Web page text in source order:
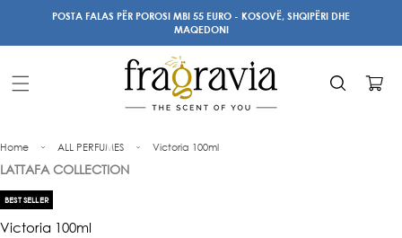
Kalo tePOSTA FALAS PËR POROSI MBI 55 EURO - KOSOVË, SHQIPËRI DHE
MAQEDONI
Karrocë
Home ALL PERFUMES Victoria 100ml
LATTAFA COLLECTION
BEST SELLER
Victoria 100ml